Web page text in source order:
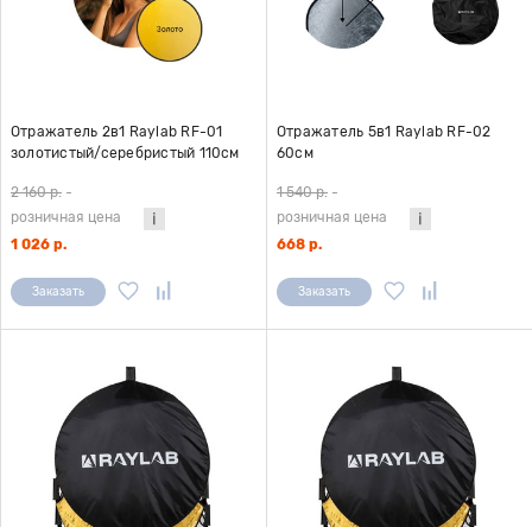
Отражатель 2в1 Raylab RF-01
золотистый/серебристый 110см
2 160 р. -
розничная цена
1 026 р.
Заказать
Отражатель 5в1 Raylab RF-02
60см
1 540 р. -
розничная цена
668 р.
Заказать